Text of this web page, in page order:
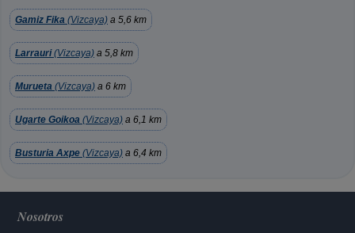
Gamiz Fika (Vizcaya) a 5,6 km
Larrauri(Vizcaya) a 5,8 km
Murueta (Vizcaya) a 6 km
Ugarte Goikoa (Vizcaya) a 6,1 km
Busturia Axpe (Vizcaya) a 6,4 km
Nosotros